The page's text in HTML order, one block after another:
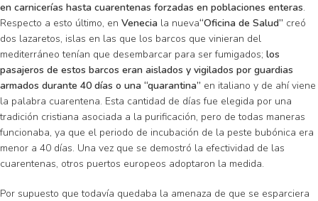
en carnicerías hasta cuarentenas forzadas en poblaciones enteras.
Respecto a esto último, en Venecia la nueva“Oficina de Salud” creó
dos lazaretos, islas en las que los barcos que vinieran del
mediterráneo tenían que desembarcar para ser fumigados; los
pasajeros de estos barcos eran aislados y vigilados por guardias
armados durante 40 días o una “quarantina” en italiano y de ahí viene
la palabra cuarentena. Esta cantidad de días fue elegida por una
tradición cristiana asociada a la purificación, pero de todas maneras
funcionaba, ya que el periodo de incubación de la peste bubónica era
menor a 40 días. Una vez que se demostró la efectividad de las
cuarentenas, otros puertos europeos adoptaron la medida.
Por supuesto que todavía quedaba la amenaza de que se esparciera